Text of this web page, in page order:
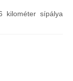
kilométer sípálya